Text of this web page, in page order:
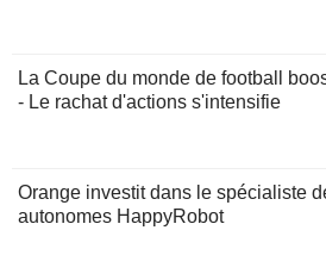
La Coupe du monde de football
- Le rachat d'actions s'intensifie
Orange investit dans le spécialiste
autonomes HappyRobot